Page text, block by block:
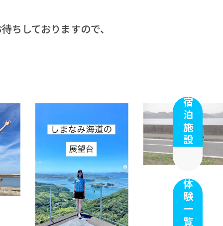
ちしておりますので、
宿泊施設
体験一覧